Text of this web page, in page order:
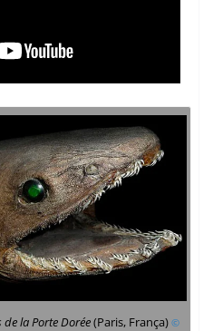
la Porte Dorée(Paris, França) ©